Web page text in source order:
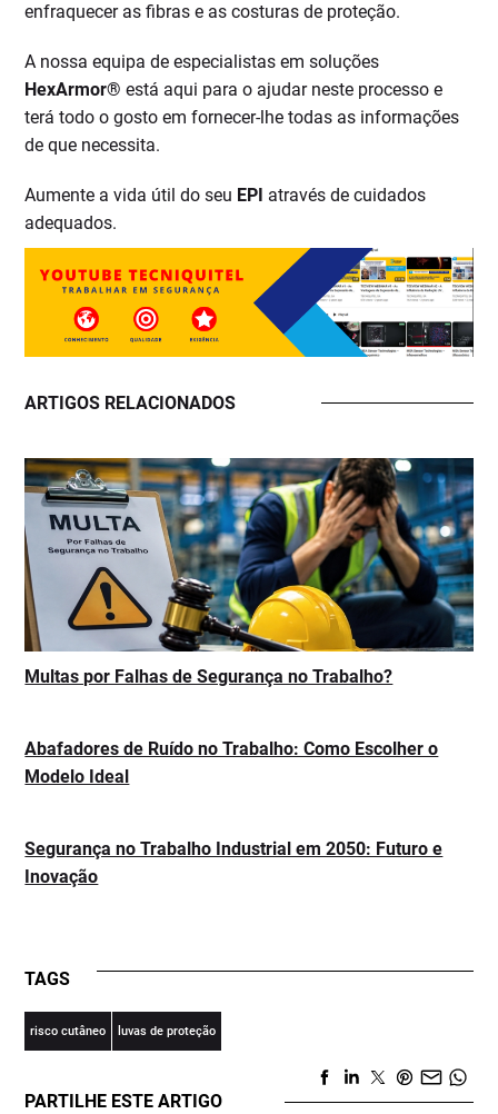
enfraquecer as fibras e as costuras de proteção.
A nossa equipa de especialistas em soluções
HexArmor® está aqui para o ajudar neste processo e
terá todo o gosto em fornecer-lhe todas as informações
de que necessita.
Aumente a vida útil do seu EPI através de cuidados
adequados.
ARTIGOS RELACIONADOS
Multas por Falhas de Segurança no Trabalho?
Abafadores de Ruído no Trabalho: Como Escolher o
Modelo Ideal
Segurança no Trabalho Industrial em 2050: Futuro e
Inovação
TAGS
risco cutâneo luvas de proteção
PARTILHE ESTE ARTIGO